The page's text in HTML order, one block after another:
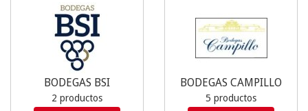
BODEGAS BSI
2 productos
BODEGAS CAMPILLO
5 productos